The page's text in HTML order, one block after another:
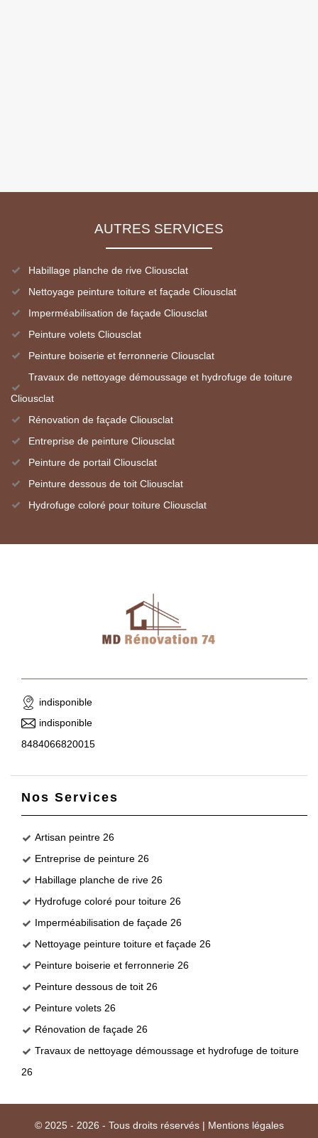
AUTRES SERVICES
Habillage planche de rive Cliousclat
Nettoyage peinture toiture et façade Cliousclat
Imperméabilisation de façade Cliousclat
Peinture volets Cliousclat
Peinture boiserie et ferronnerie Cliousclat
Travaux de nettoyage démoussage et hydrofuge de toiture
Cliousclat
Rénovation de façade Cliousclat
Entreprise de peinture Cliousclat
Peinture de portail Cliousclat
Peinture dessous de toit Cliousclat
Hydrofuge coloré pour toiture Cliousclat
indisponible
indisponible
8484066820015
Nos Services
Artisan peintre 26
Entreprise de peinture 26
Habillage planche de rive 26
Hydrofuge coloré pour toiture 26
Imperméabilisation de façade 26
Nettoyage peinture toiture et façade 26
Peinture boiserie et ferronnerie 26
Peinture dessous de toit 26
Peinture volets 26
Rénovation de façade 26
Travaux de nettoyage démoussage et hydrofuge de toiture
26
© 2025 - 2026 - Tous droits réservés | Mentions légales